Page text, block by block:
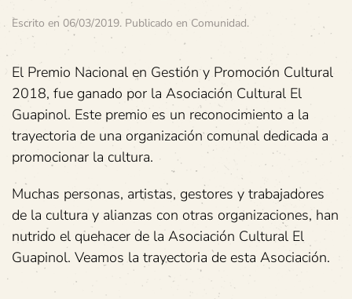
Escrito en 06/03/2019. Publicado en Comunidad.
El Premio Nacional en Gestión y Promoción Cultural
2018, fue ganado por la Asociación Cultural El
Guapinol. Este premio es un reconocimiento a la
trayectoria de una organización comunal dedicada a
promocionar la cultura.
Muchas personas, artistas, gestores y trabajadores
de la cultura y alianzas con otras organizaciones, han
nutrido el quehacer de la Asociación Cultural El
Guapinol. Veamos la trayectoria de esta Asociación.